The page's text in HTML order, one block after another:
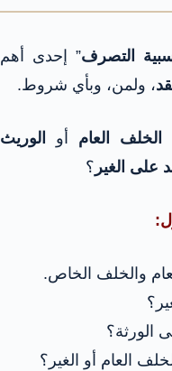
التصرف” إحدى أهم
، ولمن، وبأي شروط.
الخلف العام أو
الوريث
على الغير ؟
والخلف الخاص.
الورثة؟
العام أو الغير؟